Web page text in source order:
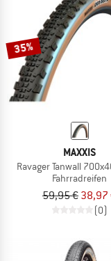
35%
MAXXIS
Ravager Tanwall
Fahrradreifen
59,95 € 38,97
(0)